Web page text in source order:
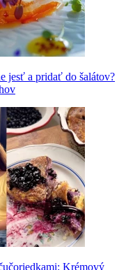
jesť a pridať do šalátov?
Krémový